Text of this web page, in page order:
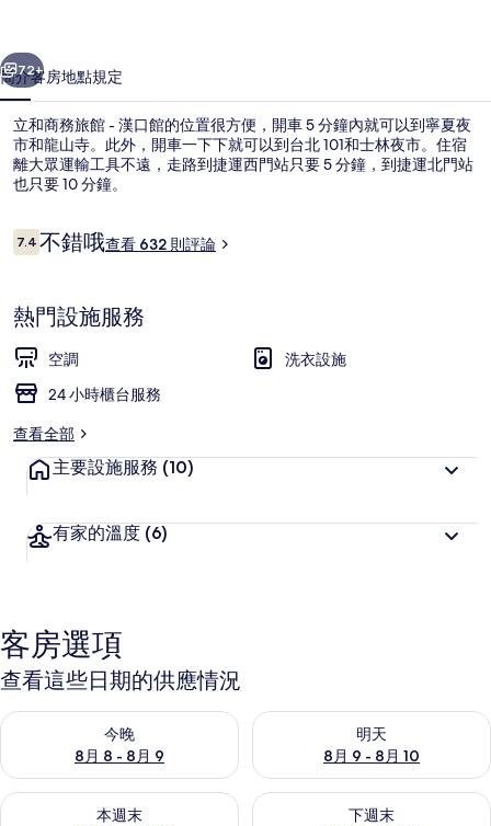
漢
口
館
的
片
個 下一個
72+
簡介客房地點規定
立和商務旅館 - 漢口館的位置很方便，開車 5 分鐘內就可以到寧夏夜
市和龍山寺。此外，開車一下下就可以到台北 101和士林夜市。住宿
離大眾運輸工具不遠，走路到捷運西門站只要 5 分鐘，到捷運北門站
也只要 10 分鐘。
評
論
7.47.4 分，滿分 10 分，
不錯哦查看 632 則評論
熱門設施服務
空調
洗衣設施
24 小時櫃台服務
查看全部
主要設施服務 (10)
有家的溫度 (6)
客房選項
查看這些日期的供應情況
今晚
8月 8 - 8月 9
查看今晚 (8月 8 - 8月 9) 的供應情況
明天
8月 9 - 8月 10
查看明天 (8月 9 - 8月 10) 的供
本週末
查看本週末 (8月 14 - 8月 16) 的供應情況
下週末
查看下週末 (8月 21 - 8月 23)